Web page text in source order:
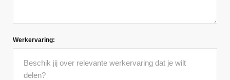
Werkervaring: